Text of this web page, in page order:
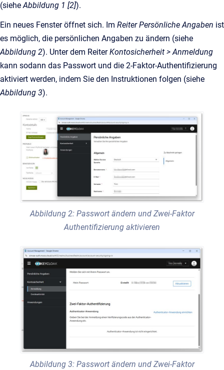
(sieheAbbildung 1 [2]).
Ein neues Fenster öffnet sich. Im Reiter Persönliche Angaben ist
es möglich, die persönlichen Angaben zu ändern (siehe
Abbildung 2). Unter dem ReiterKontosicherheit > Anmeldung
kann sodann das Passwort und die 2-Faktor-Authentifizierung
aktiviert werden, indem Sie den Instruktionen folgen (siehe
Abbildung 3).
Abbildung 2: Passwort ändern und Zwei-Faktor
Authentifizierung aktivieren
Abbildung 3: Passwort ändern und Zwei-Faktor